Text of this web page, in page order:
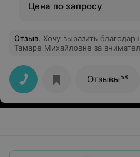
Цена по запросу
Отзыв. Хочу выразить
Тамаре Михайловне за
выполненную работу.
впервые в этой клинике,
обслуживанием.
Отзывы58